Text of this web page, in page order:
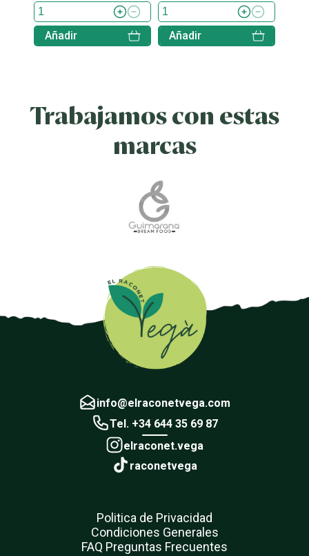
Añadir Añadir
Trabajamos con estas
marcas
info@elraconetvega.com
Tel. +34 644 35 69 87
elraconet.vega
raconetvega
Politica de Privacidad
Condiciones Generales
FAQ Preguntas Frecuentes